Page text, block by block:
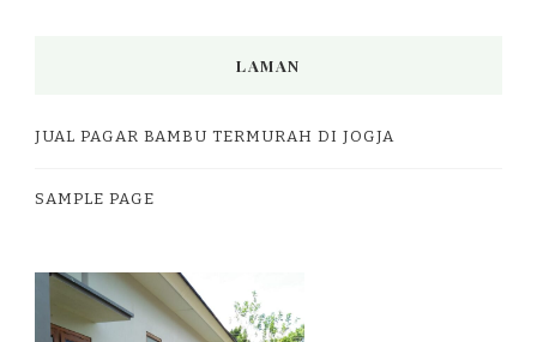
LAMAN
JUAL PAGAR BAMBU TERMURAH DI JOGJA
SAMPLE PAGE